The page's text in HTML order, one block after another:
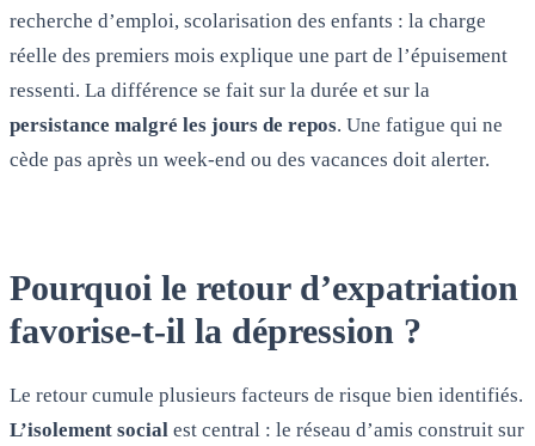
recherche d’emploi, scolarisation des enfants : la charge
réelle des premiers mois explique une part de l’épuisement
ressenti. La différence se fait sur la durée et sur la
persistance malgré les jours de repos. Une fatigue qui ne
cède pas après un week-end ou des vacances doit alerter.
Pourquoi le retour d’expatriation
favorise-t-il la dépression ?
Le retour cumule plusieurs facteurs de risque bien identifiés.
L’isolement social est central : le réseau d’amis construit sur